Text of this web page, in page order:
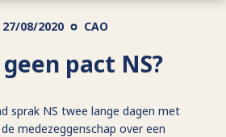
27/08/2020 CAO
pact NS?
sprak NS twee lange dagen met
medezeggenschap over een